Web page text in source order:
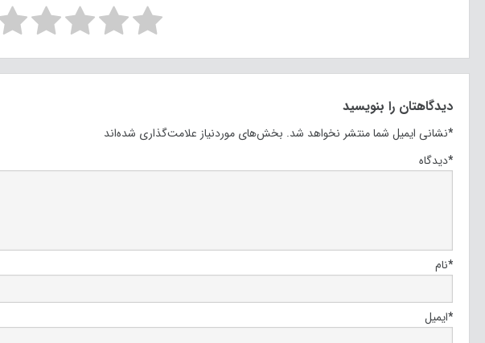
دیدگاهتان را بنویسید
نشانی ایمیل شما منتشر نخواهد شد. بخش‌های موردنیاز علامت‌گذاری شده‌اند
*
دیدگاه*
نام*
ایمیل*